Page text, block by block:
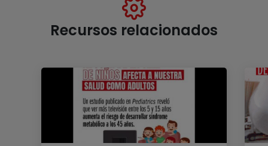
Recursos relacionados